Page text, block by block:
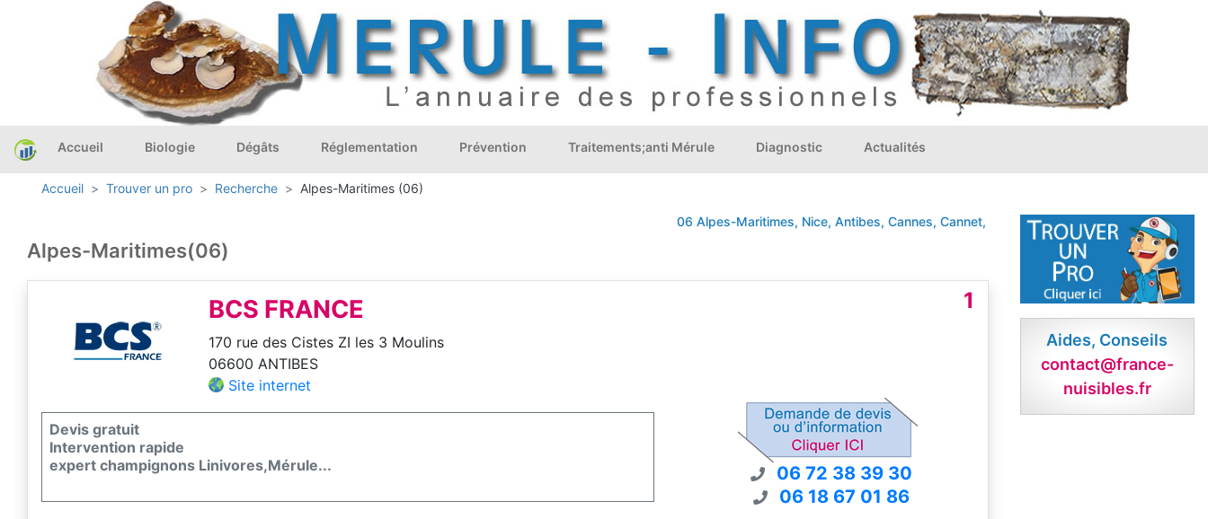
Accueil Biologie Dégâts Réglementation Prévention Traitements;anti Mérule Diagnostic Actualités
Accueil Trouver un pro Recherche Alpes-Maritimes (06)
06 Alpes-Maritimes, Nice, Antibes, Cannes, Cannet, Grasse, Cagnes-sur-Mer, Menton,
Alpes-Maritimes(06)
1
BCS FRANCE
170 rue des Cistes ZI les 3 Moulins
06600 ANTIBES
Site internet
Devis gratuit
Intervention rapide
expert champignons Linivores,Mérule...
06 72 38 39 30
06 18 67 01 86
Aides, Conseils
contact@france-
nuisibles.fr